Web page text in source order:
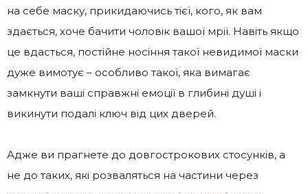
на себе маску, прикидаючись тієї, кого, як вам
здається, хоче бачити чоловік вашої мрії. Навіть якщо
це вдасться, постійне носіння такої невидимої маски
дуже вимотує – особливо такої, яка вимагає
замкнути ваші справжні емоції в глибині душі і
викинути подалі ключ від цих дверей.
Адже ви прагнете до довгострокових стосунків, а
не до таких, які розваляться на частини через